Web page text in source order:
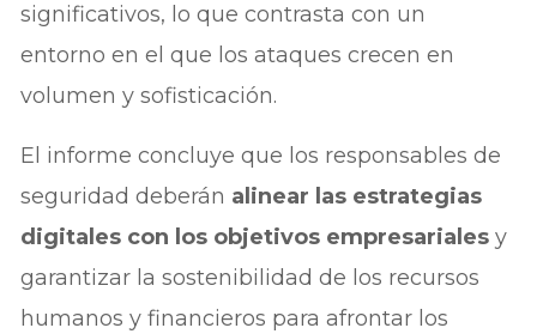
significativos, lo que contrasta con un
entorno en el que los ataques crecen en
volumen y sofisticación.
El informe concluye que los responsables de
seguridad deberán alinear las estrategias
digitales con los objetivos empresariales y
garantizar la sostenibilidad de los recursos
humanos y financieros para afrontar los